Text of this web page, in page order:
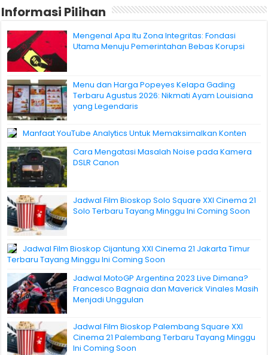
Informasi Pilihan
Mengenal Apa Itu Zona Integritas: Fondasi
Utama Menuju Pemerintahan Bebas Korupsi
Menu dan Harga Popeyes Kelapa Gading
Terbaru Agustus 2026: Nikmati Ayam Louisiana
yang Legendaris
Manfaat YouTube Analytics Untuk Memaksimalkan Konten
Cara Mengatasi Masalah Noise pada Kamera
DSLR Canon
Jadwal Film Bioskop Solo Square XXI Cinema 21
Solo Terbaru Tayang Minggu Ini Coming Soon
Jadwal Film Bioskop Cijantung XXI Cinema 21 Jakarta Timur
Terbaru Tayang Minggu Ini Coming Soon
Jadwal MotoGP Argentina 2023 Live Dimana?
Francesco Bagnaia dan Maverick Vinales Masih
Menjadi Unggulan
Jadwal Film Bioskop Palembang Square XXI
Cinema 21 Palembang Terbaru Tayang Minggu
Ini Coming Soon